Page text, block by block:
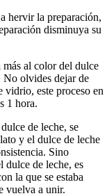
hervir la preparación,
disminuya su
más al color del dulce
No olvides dejar de
vidrio, este proceso en
1 hora.
de leche, se
y el dulce de leche
Sino
dulce de leche, es
la que se estaba
vuelva a unir.